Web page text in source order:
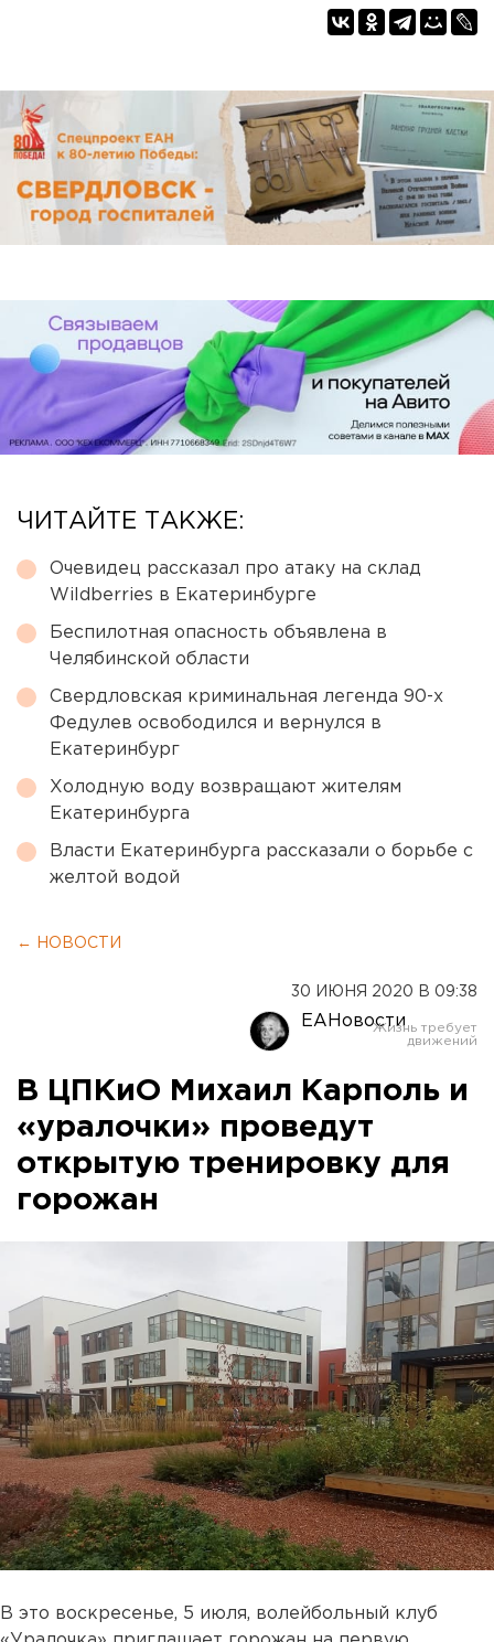
ЧИТАЙТЕ ТАКЖЕ:
Очевидец рассказал про атаку на склад
Wildberries в Екатеринбурге
Беспилотная опасность объявлена в
Челябинской области
Свердловская криминальная легенда 90-х
Федулев освободился и вернулся в
Екатеринбург
Холодную воду возвращают жителям
Екатеринбурга
Власти Екатеринбурга рассказали о борьбе с
желтой водой
← НОВОСТИ
30 ИЮНЯ 2020 В 09:38
ЕАНовости
В ЦПКиО Михаил Карполь и
«уралочки» проведут
открытую тренировку для
горожан
В это воскресенье, 5 июля, волейбольный клуб